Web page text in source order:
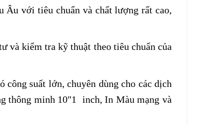
Âu với tiêu chuẩn và chất lượng rất cao,
và kiểm tra kỹ thuật theo tiêu chuẩn của
suất lớn, chuyên dùng cho các dịch
thông minh 10″1 inch, In Màu mạng và